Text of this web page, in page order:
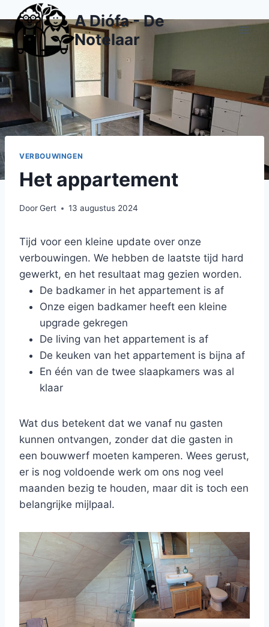
Doorgaan
naar
inhoud
A Diófa - De
Notelaar
VERBOUWINGEN
Het appartement
DoorGert 13 augustus 2024
Tijd voor een kleine update over onze
verbouwingen. We hebben de laatste tijd hard
gewerkt, en het resultaat mag gezien worden.
De badkamer in het appartement is af
Onze eigen badkamer heeft een kleine
upgrade gekregen
De living van het appartement is af
De keuken van het appartement is bijna af
En één van de twee slaapkamers was al
klaar
Wat dus betekent dat we vanaf nu gasten
kunnen ontvangen, zonder dat die gasten in
een bouwwerf moeten kamperen. Wees gerust,
er is nog voldoende werk om ons nog veel
maanden bezig te houden, maar dit is toch een
belangrijke mijlpaal.